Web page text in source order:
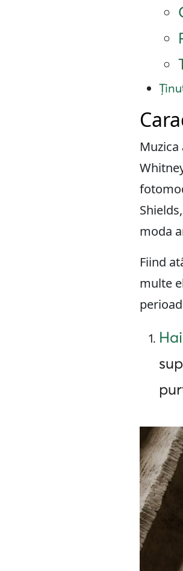
moda
Fiind
multe